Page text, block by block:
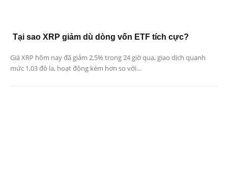
Tại sao XRP giảm dù dòng vốn ETF tích cực?
Giá XRP hôm nay đã giảm 2,5% trong 24 giờ qua, giao dịch quanh
mức 1,03 đô la, hoạt động kém hơn so với...